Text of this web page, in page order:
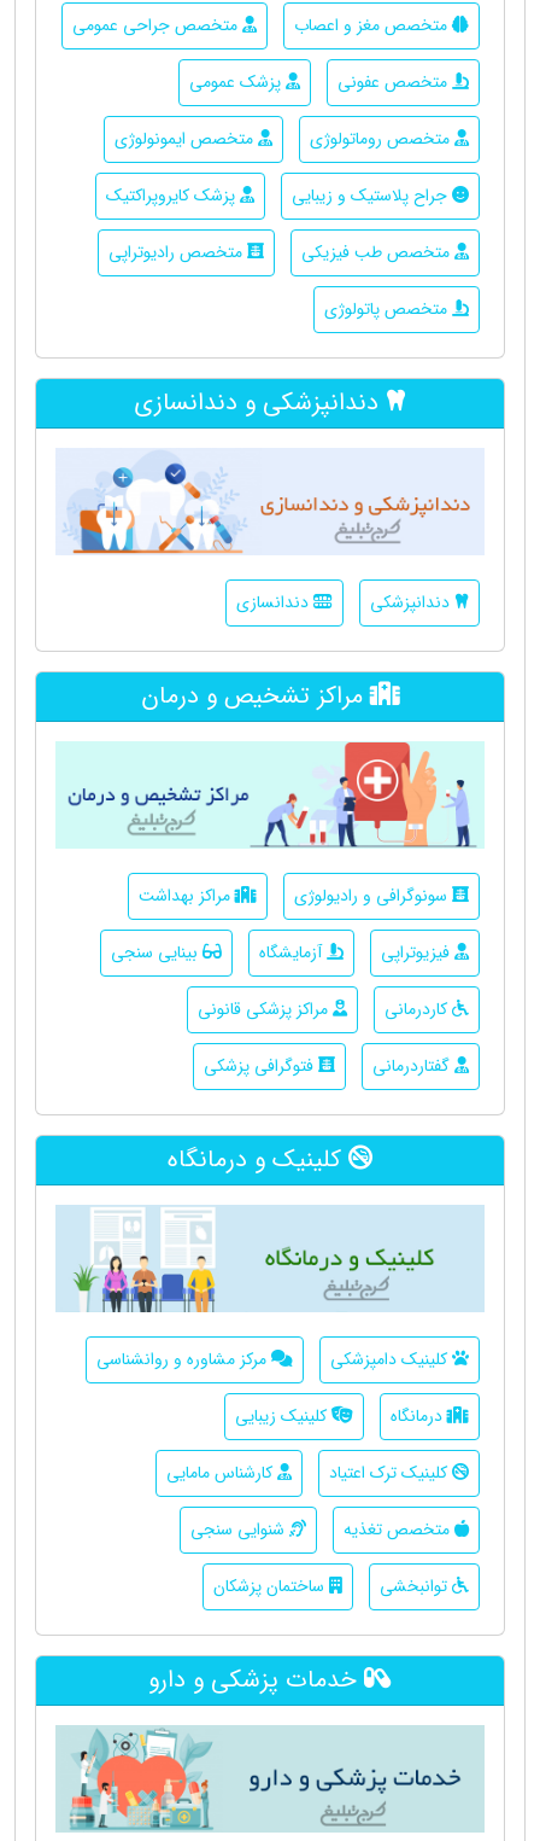
متخصص مغز و اعصاب متخصص جراحی عمومی
متخصص عفونی پزشک عمومی
متخصص روماتولوژی متخصص ایمونولوژی
جراح پلاستیک و زیبایی پزشک کایروپراکتیک
متخصص طب فیزیکی متخصص رادیوتراپی
متخصص پاتولوژی
دندانپزشکی و دندانسازی
دندانپزشکی دندانسازی
مراکز تشخیص و درمان
سونوگرافی و رادیولوژی مراکز بهداشت
فیزیوتراپی آزمایشگاه بینایی سنجی
کاردرمانی مراکز پزشکی قانونی
گفتاردرمانی فتوگرافی پزشکی
کلینیک و درمانگاه
کلینیک دامپزشکی مرکز مشاوره و روانشناسی
درمانگاه کلینیک زیبایی
کلینیک ترک اعتیاد کارشناس مامایی
متخصص تغذیه شنوایی سنجی
توانبخشی ساختمان پزشکان
خدمات پزشکی و دارو